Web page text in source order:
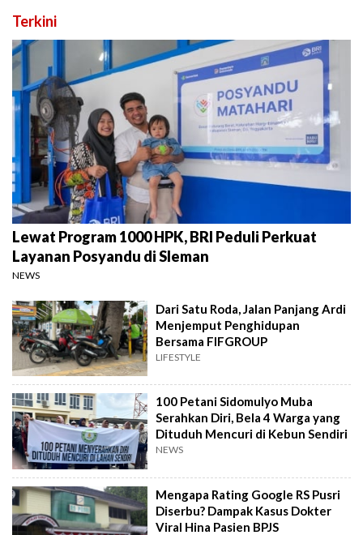
Terkini
Lewat Program 1000 HPK, BRI Peduli Perkuat
Layanan Posyandu di Sleman
NEWS
Dari Satu Roda, Jalan Panjang Ardi
Menjemput Penghidupan
Bersama FIFGROUP
LIFESTYLE
100 Petani Sidomulyo Muba
Serahkan Diri, Bela 4 Warga yang
Dituduh Mencuri di Kebun Sendiri
NEWS
Mengapa Rating Google RS Pusri
Diserbu? Dampak Kasus Dokter
Viral Hina Pasien BPJS